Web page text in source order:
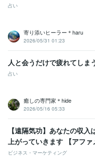
占い
寄り添いヒーラー＊haru
2026/05/31 01:23
人と会うだけで疲れてしま
占い
癒しの専門家＊hide
2026/05/16 05:33
【遠隔気功】あなたの収
上がっていきます 【アファ
ビジネス・マーケティング